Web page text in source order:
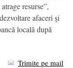
resurse”,
afaceri şi
locală după
Trimite pe mail